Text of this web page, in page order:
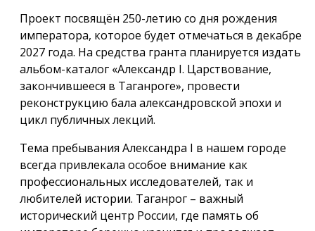
Проект посвящён 250-летию со дня рождения
императора, которое будет отмечаться в декабре
2027 года. На средства гранта планируется издать
альбом-каталог «Александр I. Царствование,
закончившееся в Таганроге», провести
реконструкцию бала александровской эпохи и
цикл публичных лекций.
Тема пребывания Александра I в нашем городе
всегда привлекала особое внимание как
профессиональных исследователей, так и
любителей истории. Таганрог – важный
исторический центр России, где память об